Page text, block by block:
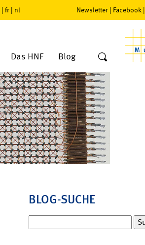
| fr | nl Newsletter | Facebook |
Das HNF Blog
BLOG-SUCHE
nach: